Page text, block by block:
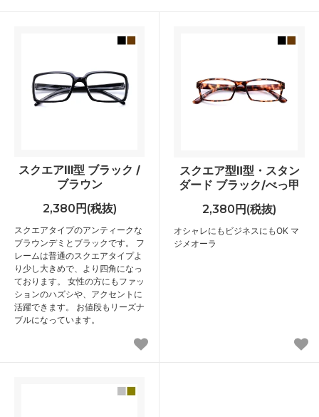
スクエアⅢ型 ブラック /
ブラウン
2,380円(税抜)
スクエアタイプのアンティークな
ブラウンデミとブラックです。 フ
レームは普通のスクエアタイプよ
り少し大きめで、より四角になっ
ております。 女性の方にもファッ
ションのハズシや、アクセントに
活躍できます。 お値段もリーズナ
ブルになっています。
スクエア型Ⅱ型・スタン
ダード ブラック/べっ甲
2,380円(税抜)
オシャレにもビジネスにもOK マ
ジメオーラ